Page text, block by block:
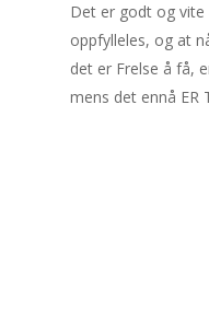
Det er godt og
oppfylleles, og at
det er Frelse å få,
mens det ennå ER